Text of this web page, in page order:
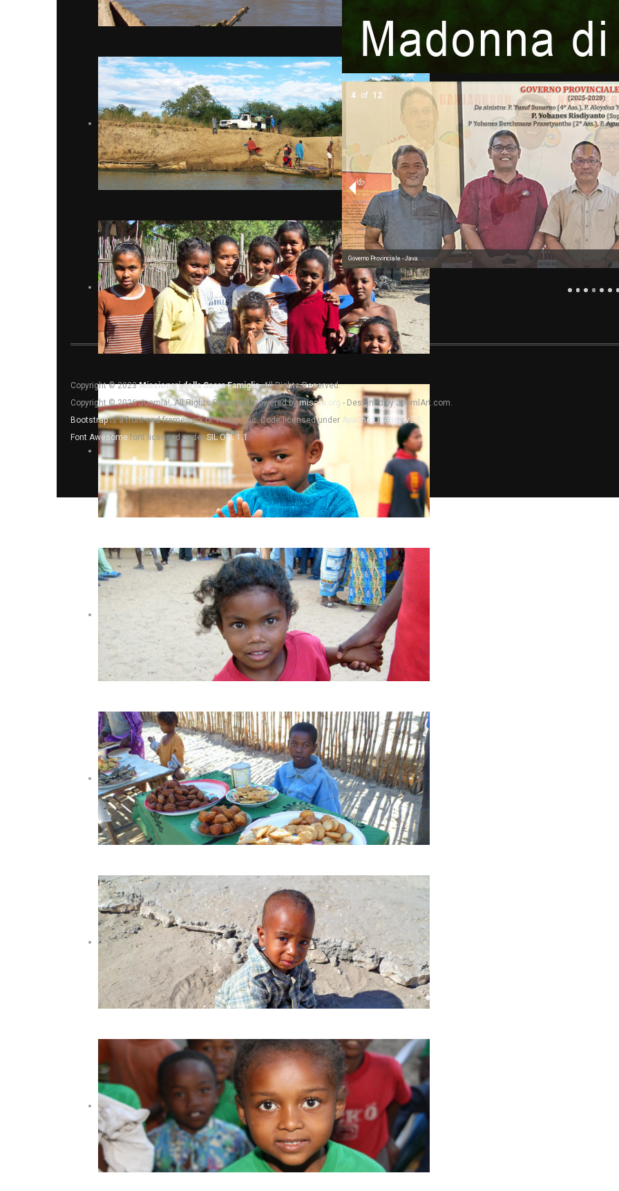
Governo Provinciale - Kalimantan
5 of 12
Copyright © 2023Missionari della Sacra Famiglia. All Rights Reserved.
Copyright © 2026 Joomla!. All Rights Reserved. Powered bymisafa.org - Designed by JoomlArt.com.
Bootstrapis a front-end framework of Twitter, Inc. Code licensed under Apache License v2.0
Font Awesomefont licensed underSIL OFL 1.1 .